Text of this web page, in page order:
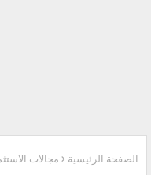
الصفحة الرئيسية مجالات